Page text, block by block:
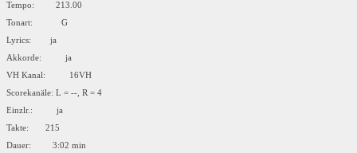
Tempo: 213.00
Tonart: G
Lyrics: ja
Akkorde: ja
VH Kanal: 16VH
Scorekanäle: L = --, R = 4
Einzlr.: ja
Takte: 215
Dauer: 3:02 min